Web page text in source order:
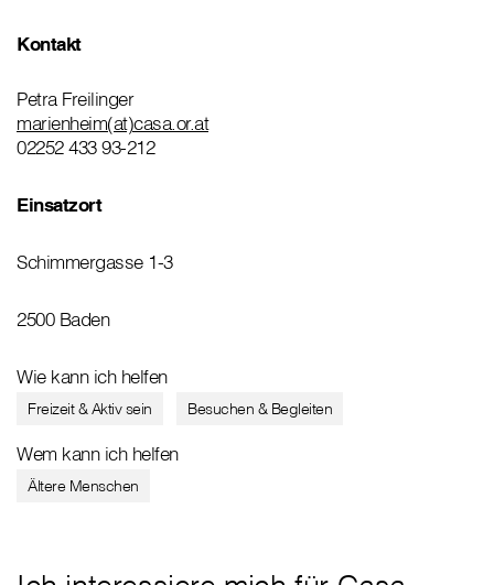
Kontakt
Petra Freilinger
marienheim(at)casa.or.at
02252 433 93-212
Einsatzort
Schimmergasse 1-3
2500 Baden
Wie kann ich helfen
Freizeit & Aktiv sein Besuchen & Begleiten
Wem kann ich helfen
Ältere Menschen